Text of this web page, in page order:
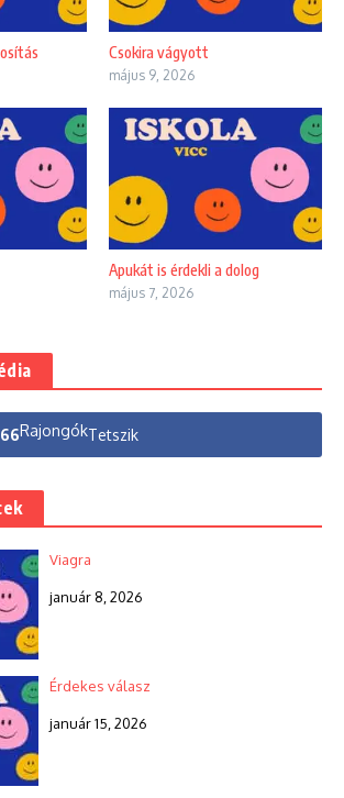
Csokira vágyott
május 9, 2026
Apukát is érdekli a dolog
május 7, 2026
RajongókTetszik
Viagra
január 8, 2026
Érdekes válasz
január 15, 2026